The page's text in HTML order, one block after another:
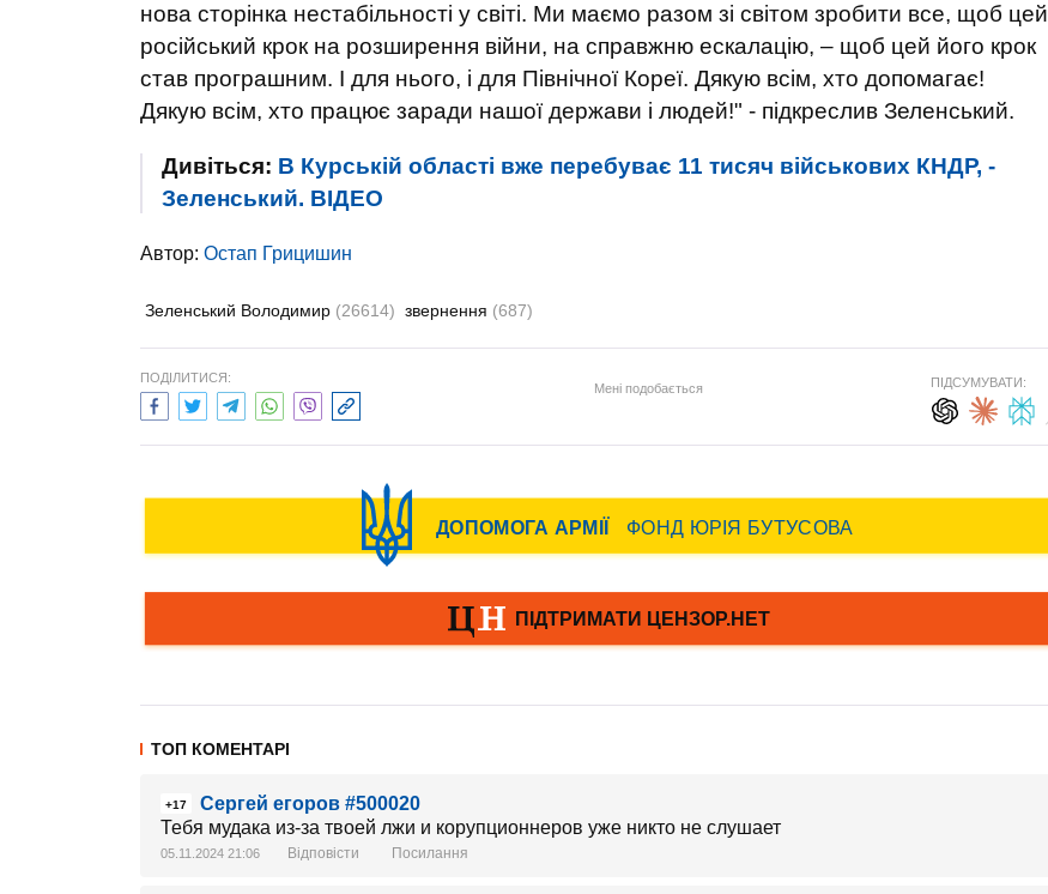
нова сторінка нестабільності у світі. Ми маємо разом зі світом зробити все, щоб цей
російський крок на розширення війни, на справжню ескалацію, – щоб цей його крок
став програшним. І для нього, і для Північної Кореї. Дякую всім, хто допомагає!
Дякую всім, хто працює заради нашої держави і людей!" - підкреслив Зеленський.
Дивіться: В Курській області вже перебуває 11 тисяч військових КНДР, -
Зеленський. ВIДЕО
Автор: Остап Грицишин
Зеленський Володимир (26614) звернення (687)
ПОДІЛИТИСЯ:
Мені подобається ПІДСУМУВАТИ:
ТОП КОМЕНТАРІ
+17
Сергей егоров #500020
Тебя мудака из-за твоей лжи и корупционнеров уже никто не слушает
05.11.2024 21:06 Відповісти Посилання